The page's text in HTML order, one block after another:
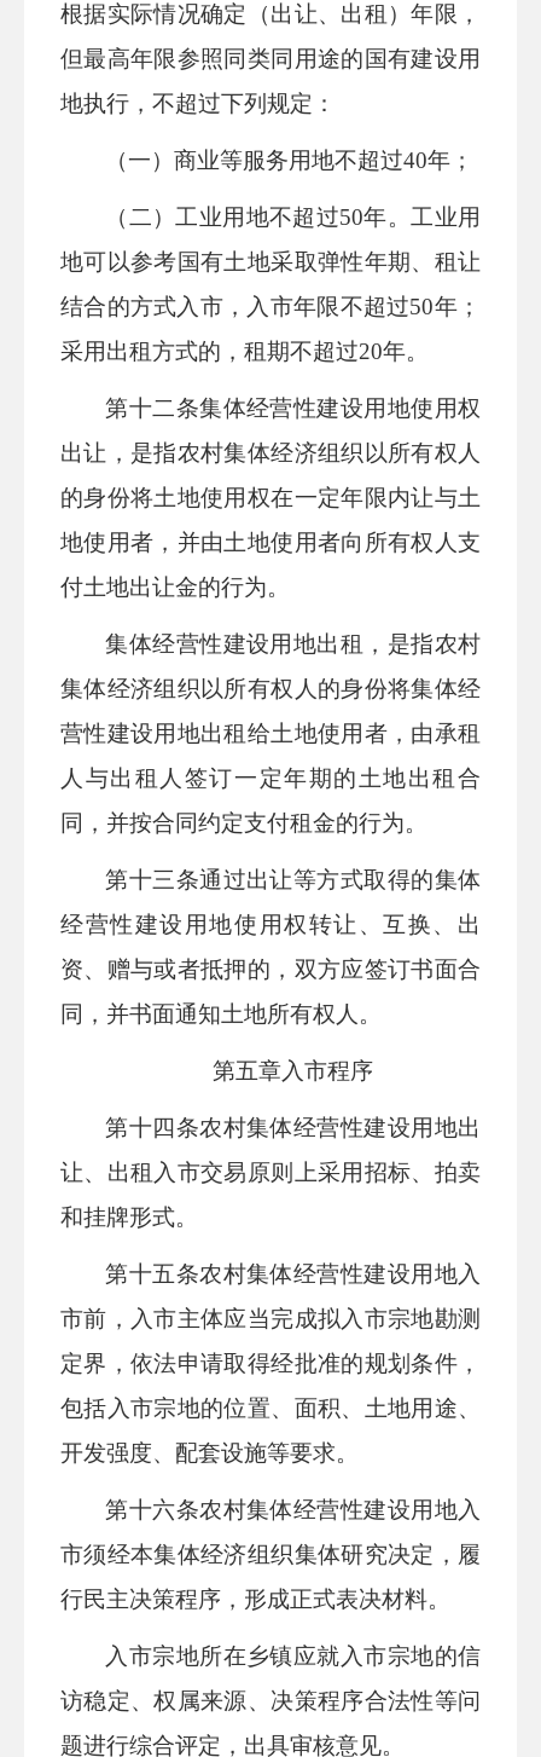
根据实际情况确定（出让、出租）年限，
但最高年限参照同类同用途的国有建设用
地执行，不超过下列规定：
（一）商业等服务用地不超过40年；
（二）工业用地不超过50年。 工业用
地可以参考国有土地采取弹性年期、租让
结合的方式入市，入市年限不超过50年；
采用出租方式的，租期不超过20年。
第十二条集体经营性建设用地使用权
出让，是指农村集体经济组织以所有权人
的身份将土地使用权在一定年限内让与土
地使用者，并由土地使用者向所有权人支
付土地出让金的行为。
集体经营性建设用地出租，是指农村
集体经济组织以所有权人的身份将集体经
营性建设用地出租给土地使用者，由承租
人与出租人签订一定年期的土地出租合
同，并按合同约定支付租金的行为。
第十三条通过出让等方式取得的集体
经营性建设用地使用权转让、互换、出
资、赠与或者抵押的，双方应签订书面合
同，并书面通知土地所有权人。
第五章入市程序
第十四条农村集体经营性建设用地出
让、出租入市交易原则上采用招标、拍卖
和挂牌形式。
第十五条农村集体经营性建设用地入
市前，入市主体应当完成拟入市宗地勘测
定界，依法申请取得经批准的规划条件，
包括入市宗地的位置、面积、土地用途、
开发强度、配套设施等要求。
第十六条农村集体经营性建设用地入
市须经本集体经济组织集体研究决定，履
行民主决策程序，形成正式表决材料。
入市宗地所在乡镇应就入市宗地的信
访稳定、权属来源、决策程序合法性等问
题进行综合评定，出具审核意见。